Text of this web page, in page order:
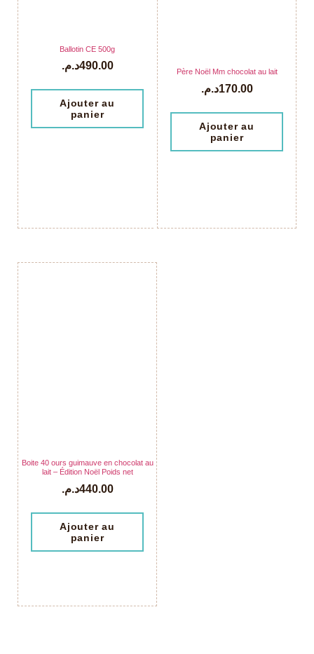
Ballotin CE 500g
490.00د.م.
Ajouter au
panier
Père Noël Mm chocolat au lait
170.00د.م.
Ajouter au
panier
Boite 40 ours guimauve en chocolat au
lait – Édition Noël Poids net
440.00د.م.
Ajouter au
panier